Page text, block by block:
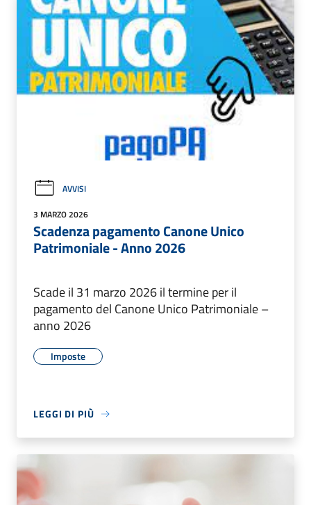
AVVISI
3 MARZO 2026
Scadenza pagamento Canone Unico
Patrimoniale - Anno 2026
Scade il 31 marzo 2026 il termine per il
pagamento del Canone Unico Patrimoniale –
anno 2026
Imposte
LEGGI DI PIÙ